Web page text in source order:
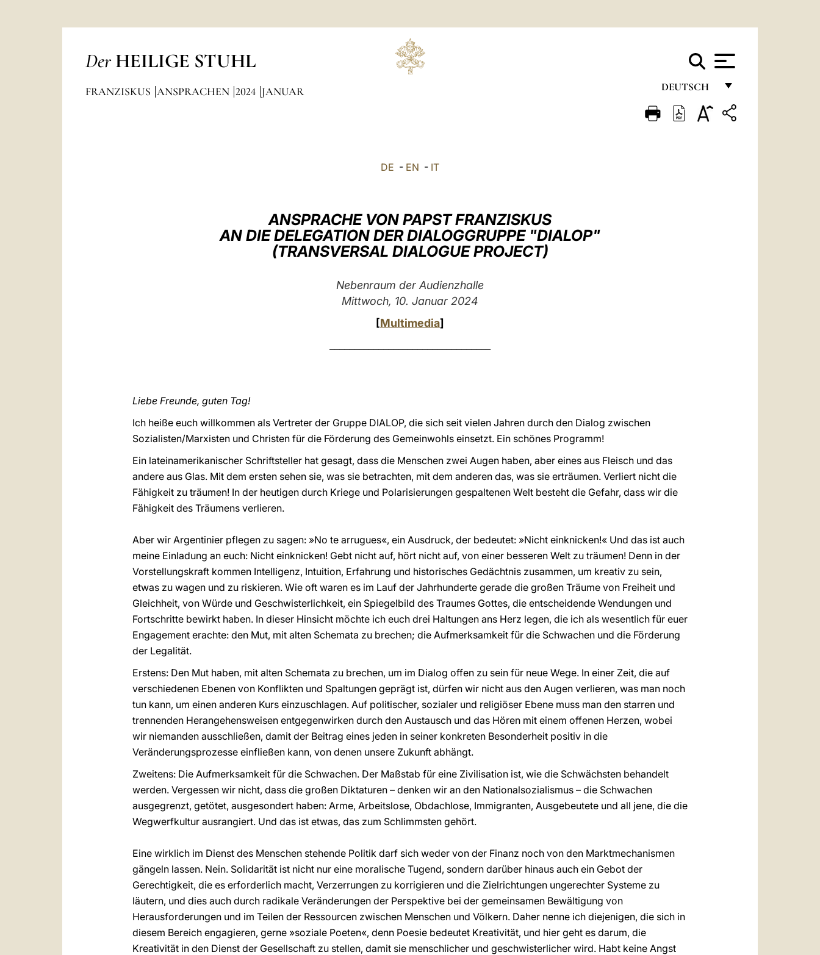
Der HEILIGE STUHL
DEUTSCH
FRANÇAIS
FRANZISKUS ANSPRACHEN 2024 JANUAR
DE - EN - IT
ANSPRACHE VON PAPST FRANZISKUS
AN DIE DELEGATION DER DIALOGGRUPPE "DIALOP"
(TRANSVERSAL DIALOGUE PROJECT)
Nebenraum der Audienzhalle
Mittwoch, 10. Januar 2024
[Multimedia]
Liebe Freunde, guten Tag!
Ich heiße euch willkommen als Vertreter der Gruppe DIALOP, die sich seit vielen Jahren durch den Dialog zwischen
Sozialisten/Marxisten und Christen für die Förderung des Gemeinwohls einsetzt. Ein schönes Programm!
Ein lateinamerikanischer Schriftsteller hat gesagt, dass die Menschen zwei Augen haben, aber eines aus Fleisch und das
andere aus Glas. Mit dem ersten sehen sie, was sie betrachten, mit dem anderen das, was sie erträumen. Verliert nicht die
Fähigkeit zu träumen! In der heutigen durch Kriege und Polarisierungen gespaltenen Welt besteht die Gefahr, dass wir die
Fähigkeit des Träumens verlieren.
Aber wir Argentinier pflegen zu sagen: »No te arrugues«, ein Ausdruck, der bedeutet: »Nicht einknicken!« Und das ist auch
meine Einladung an euch: Nicht einknicken! Gebt nicht auf, hört nicht auf, von einer besseren Welt zu träumen! Denn in der
Vorstellungskraft kommen Intelligenz, Intuition, Erfahrung und historisches Gedächtnis zusammen, um kreativ zu sein,
etwas zu wagen und zu riskieren. Wie oft waren es im Lauf der Jahrhunderte gerade die großen Träume von Freiheit und
Gleichheit, von Würde und Geschwisterlichkeit, ein Spiegelbild des Traumes Gottes, die entscheidende Wendungen und
Fortschritte bewirkt haben. In dieser Hinsicht möchte ich euch drei Haltungen ans Herz legen, die ich als wesentlich für euer
Engagement erachte: den Mut, mit alten Schemata zu brechen; die Aufmerksamkeit für die Schwachen und die Förderung
der Legalität.
Erstens: Den Mut haben, mit alten Schemata zu brechen, um im Dialog offen zu sein für neue Wege. In einer Zeit, die auf
verschiedenen Ebenen von Konflikten und Spaltungen geprägt ist, dürfen wir nicht aus den Augen verlieren, was man noch
tun kann, um einen anderen Kurs einzuschlagen. Auf politischer, sozialer und religiöser Ebene muss man den starren und
trennenden Herangehensweisen entgegenwirken durch den Austausch und das Hören mit einem offenen Herzen, wobei
wir niemanden ausschließen, damit der Beitrag eines jeden in seiner konkreten Besonderheit positiv in die
Veränderungsprozesse einfließen kann, von denen unsere Zukunft abhängt.
Zweitens: Die Aufmerksamkeit für die Schwachen. Der Maßstab für eine Zivilisation ist, wie die Schwächsten behandelt
werden. Vergessen wir nicht, dass die großen Diktaturen – denken wir an den Nationalsozialismus – die Schwachen
ausgegrenzt, getötet, ausgesondert haben: Arme, Arbeitslose, Obdachlose, Immigranten, Ausgebeutete und all jene, die die
Wegwerfkultur ausrangiert. Und das ist etwas, das zum Schlimmsten gehört.
Eine wirklich im Dienst des Menschen stehende Politik darf sich weder von der Finanz noch von den Marktmechanismen
gängeln lassen. Nein. Solidarität ist nicht nur eine moralische Tugend, sondern darüber hinaus auch ein Gebot der
Gerechtigkeit, die es erforderlich macht, Verzerrungen zu korrigieren und die Zielrichtungen ungerechter Systeme zu
läutern, und dies auch durch radikale Veränderungen der Perspektive bei der gemeinsamen Bewältigung von
Herausforderungen und im Teilen der Ressourcen zwischen Menschen und Völkern. Daher nenne ich diejenigen, die sich in
diesem Bereich engagieren, gerne »soziale Poeten«, denn Poesie bedeutet Kreativität, und hier geht es darum, die
Kreativität in den Dienst der Gesellschaft zu stellen, damit sie menschlicher und geschwisterlicher wird. Habt keine Angst